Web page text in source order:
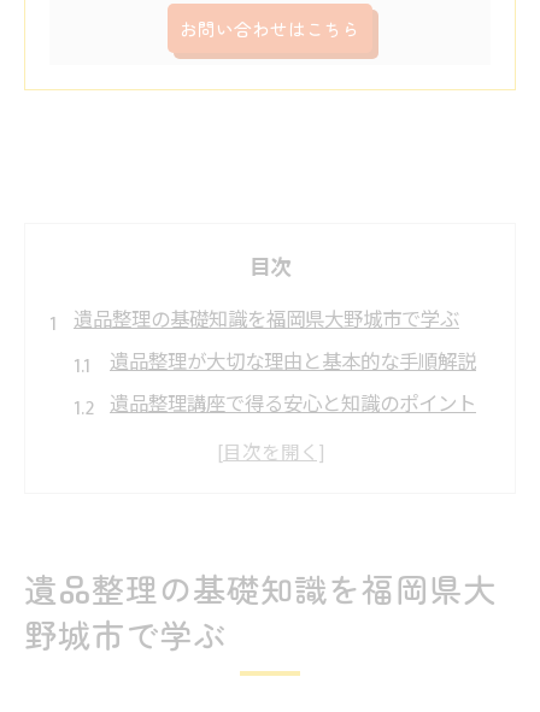
お問い合わせはこちら
目次
遺品整理の基礎知識を福岡県大野城市で学ぶ
遺品整理が大切な理由と基本的な手順解説
遺品整理講座で得る安心と知識のポイント
遺品整理 福岡で知っておきたい許可や資格
故人の思い出を大切にする遺品整理の考え
方
安心を得る遺品整理講座のポイント解説
遺品整理の基礎知識を福岡県大
野城市で学ぶ